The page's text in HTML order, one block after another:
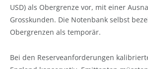
USD) als Obergrenze vor, mit einer
Grosskunden. Die Notenbank selbst
Obergrenzen als temporär.
Bei den Reserveanforderungen